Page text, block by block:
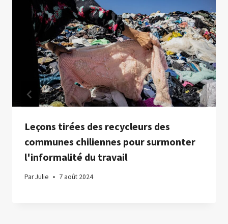
Leçons tirées des recycleurs des
communes chiliennes pour surmonter
l'informalité du travail
ParJulie 7 août 2024